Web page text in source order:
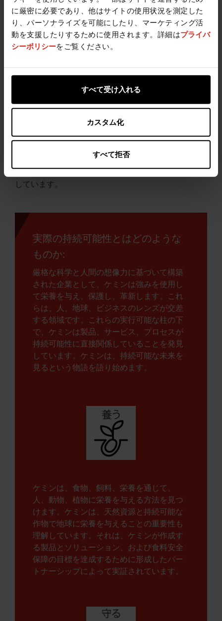
に厳密に必要であり、他はサイトの使用状況を測定した
り、パーソナライズを可能にしたり、マーケティング活
動を支援したりするために使用されます。詳細はプライバ
シーポリシーをご覧ください。
すべて受け入れる
カスタム化
すべて拒否
果を出せるビジネスができます。ケミンは、誠実で倫
理的、環境的、社会的に配慮した企業を育成すること
が、生活の質を向上させるために重要であると考えて
います。 ケミンは、お客様を将来の世代のためのビ
ジョンを作成するパートナーと考えています。
ケミンは、お客様に今日のビジネスから明日の持続可
能性の管理への変革を推進する製品とサービスを提供
しています。
実際の持続可能性とはどのような
ものか:
厳格な科学と人間の想像力に基づいて構築
された企業として、ケミンは強みを使用し
て栄養を与え、保護し、革新します。これ
らは、人、地球、ビジネスのレンズが交差
する領域です。これらの実行可能な柱の下
で、ケミンは製品、サービス、プロセスが
持続可能性に直接関係していることを発見
しています。ケミンは、持続可能な未来を
見るという物語を語り始めます。
ケミンは、食物、飼料、栄養を通じて、
人、動物、植物に栄養を与える方法を見つ
けます。ケミンは、天然資源と持続可能な
作物で地球に栄養を与えることの重要性も
理解しています。それは、ケミンが作成す
る製品とソリューション、および食料安全
保障の目標を達成するために形成したパー
トナーシップによって実証されています。